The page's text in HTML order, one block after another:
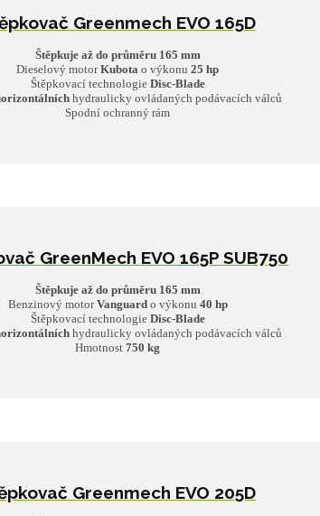
Greenmech EVO 165D
Štěpkuje až do průměru 165 mm
Dieselový motorKubota o výkonu 25 hp
Štěpkovací technologie Disc-Blade
álních hydraulicky ovládaných podávacích válců
Spodní ochranný rám
GreenMech EVO 165P SUB750
Štěpkuje až do průměru 165 mm
Benzinový motorVanguardo výkonu 40 hp
Štěpkovací technologie Disc-Blade
álních hydraulicky ovládaných podávacích válců
Hmotnost 750 kg
Greenmech EVO 205D